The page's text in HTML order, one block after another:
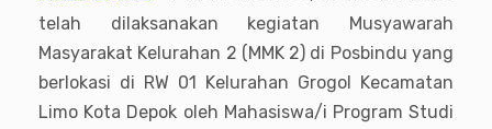
telah dilaksanakan kegiatan Musyawarah
Masyarakat Kelurahan 2 (MMK 2) di Posbindu yang
berlokasi di RW 01 Kelurahan Grogol Kecamatan
Limo Kota Depok oleh Mahasiswa/i Program Studi